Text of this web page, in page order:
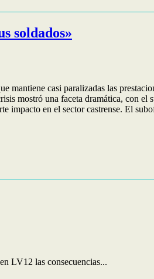
soldados»
mantiene casi paralizadas las
mostró una faceta dramática, con
impacto en el sector castrense. El
LV12 las consecuencias...